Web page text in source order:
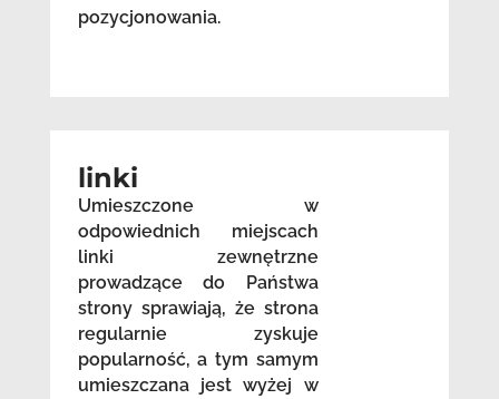
pozycjonowania.
linki
Umieszczone w
odpowiednich miejscach
linki zewnętrzne
prowadzące do Państwa
strony sprawiają, że strona
regularnie zyskuje
popularność, a tym samym
umieszczana jest wyżej w